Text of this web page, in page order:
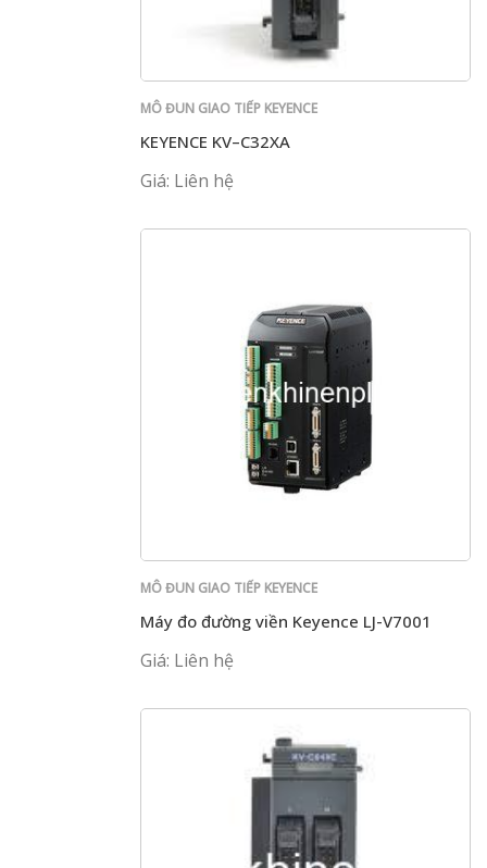
MÔ ĐUN GIAO TIẾP KEYENCE
KEYENCE KV–C32XA
Giá: Liên hệ
MÔ ĐUN GIAO TIẾP KEYENCE
Máy đo đường viền Keyence LJ-V7001
Giá: Liên hệ